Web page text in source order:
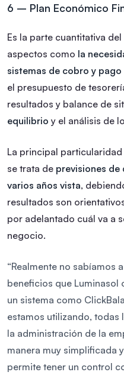
6 – Plan Económico
Es la parte cuantitativa
aspectos como la
sistemas de cobro y pago
el presupuesto de
resultados y balance de
equilibrio y el análisis de
La principal
se trata de previsiones de
varios años vista,
resultados son
por adelantado cuál va a
negocio.
“Realmente no sabíamos
beneficios que
un sistema como
estamos utilizando, todas
la administración de la
manera muy simplificada
permite tener un control